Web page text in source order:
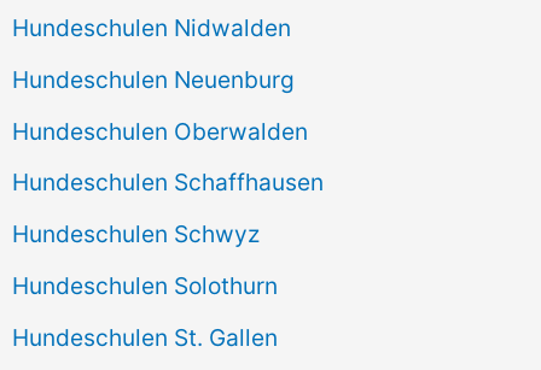
Hundeschulen Nidwalden
Hundeschulen Neuenburg
Hundeschulen Oberwalden
Hundeschulen Schaffhausen
Hundeschulen Schwyz
Hundeschulen Solothurn
Hundeschulen St. Gallen